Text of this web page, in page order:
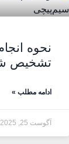
تشخیص
ادامه مطلب »
آگوست 25, 2025